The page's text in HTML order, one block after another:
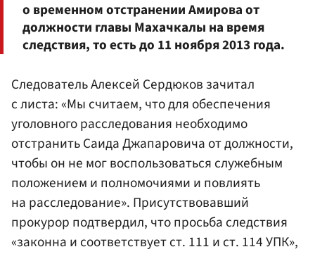
о временном отстранении Амирова от
должности главы Махачкалы на время
следствия, то есть до 11 ноября 2013 года.
Следователь Алексей Сердюков зачитал
с листа: «Мы считаем, что для обеспечения
уголовного расследования необходимо
отстранить Саида Джапаровича от должности,
чтобы он не мог воспользоваться служебным
положением и полномочиями и повлиять
на расследование». Присутствовавший
прокурор подтвердил, что просьба следствия
«законна и соответствует ст. 111 и ст. 114 УПК»,